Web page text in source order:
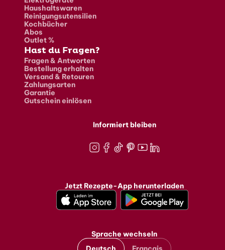
Haushaltswaren
Reinigungsutensilien
Kochbücher
Abos
Outlet %
Hast du Fragen?
Fragen & Antworten
Bestellung erhalten
Versand & Retouren
Zahlungsarten
Garantie
Gutschein einlösen
Informiert bleiben
Jetzt Rezepte-App herunterladen
Sprache wechseln